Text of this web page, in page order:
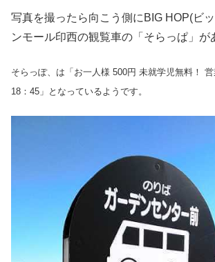
写真を撮ったら向こう側にBIG HOP(ビ
ンモール印西の観覧車の「そらっぱ」が
そらっぽ、は「お一人様 500円 未就学児無料！ 営
18：45」となっているようです。